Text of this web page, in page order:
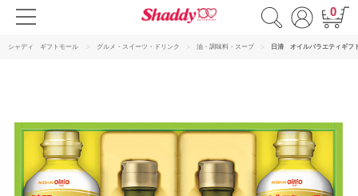
0
シャディ ギフトモール グルメ・スイーツ・ドリンク 油・調味料・スープ 日清 オイルバラエティギフ